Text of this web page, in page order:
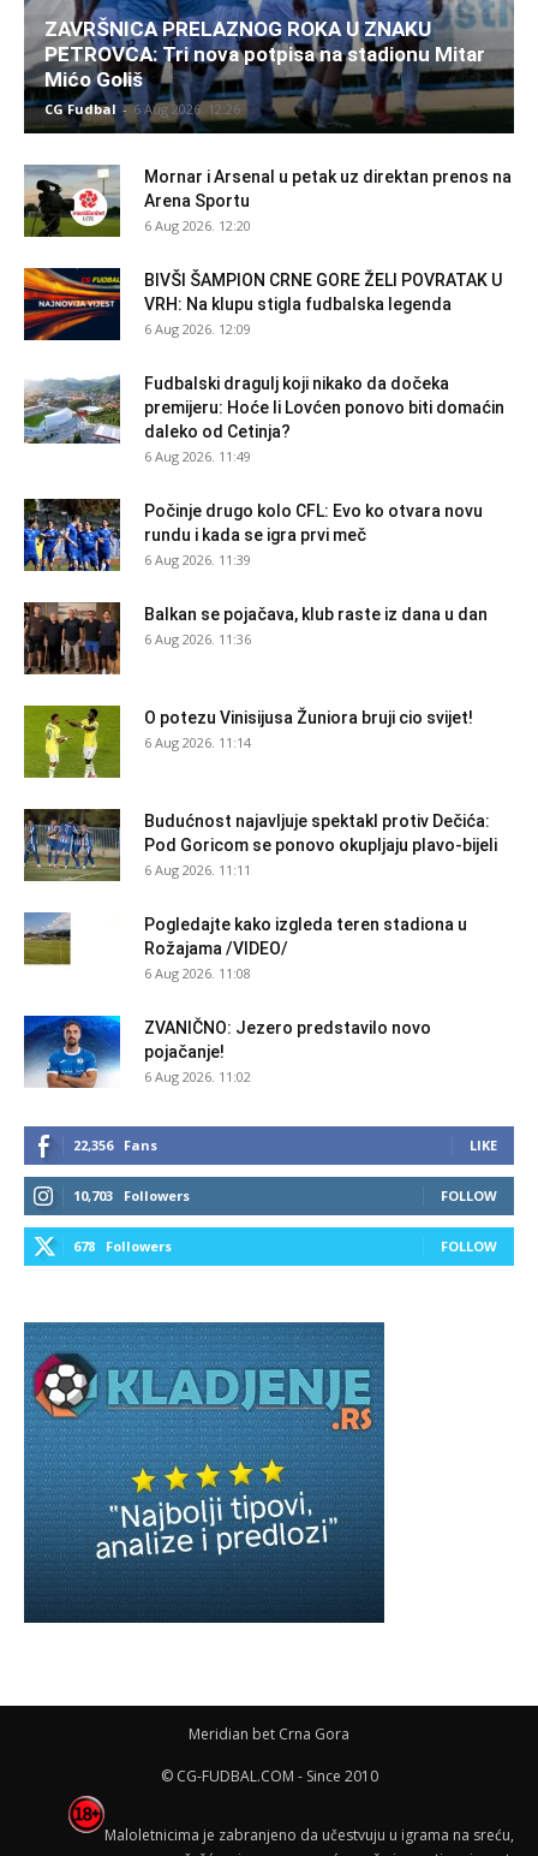
ZAVRŠNICA PRELAZNOG ROKA U ZNAKU
PETROVCA: Tri nova potpisa na stadionu Mitar
Mićo Goliš
CG Fudbal - 6 Aug 2026. 12:26
Mornar i Arsenal u petak uz direktan prenos na
Arena Sportu
6 Aug 2026. 12:20
BIVŠI ŠAMPION CRNE GORE ŽELI POVRATAK U
VRH: Na klupu stigla fudbalska legenda
6 Aug 2026. 12:09
Fudbalski dragulj koji nikako da dočeka
premijeru: Hoće li Lovćen ponovo biti domaćin
daleko od Cetinja?
6 Aug 2026. 11:49
Počinje drugo kolo CFL: Evo ko otvara novu
rundu i kada se igra prvi meč
6 Aug 2026. 11:39
Balkan se pojačava, klub raste iz dana u dan
6 Aug 2026. 11:36
O potezu Vinisijusa Žuniora bruji cio svijet!
6 Aug 2026. 11:14
Budućnost najavljuje spektakl protiv Dečića:
Pod Goricom se ponovo okupljaju plavo-bijeli
6 Aug 2026. 11:11
Pogledajte kako izgleda teren stadiona u
Rožajama /VIDEO/
6 Aug 2026. 11:08
ZVANIČNO: Jezero predstavilo novo
pojačanje!
6 Aug 2026. 11:02
22,356 Fans LIKE
10,703 Followers FOLLOW
678 Followers FOLLOW
Meridian bet Crna Gora
© CG-FUDBAL.COM - Since 2010
Maloletnicima je zabranjeno da učestvuju u igrama na sreću,